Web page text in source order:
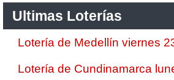
Ultimas Loterías
Lotería de Medellín viernes
Lotería de Cundinamarca